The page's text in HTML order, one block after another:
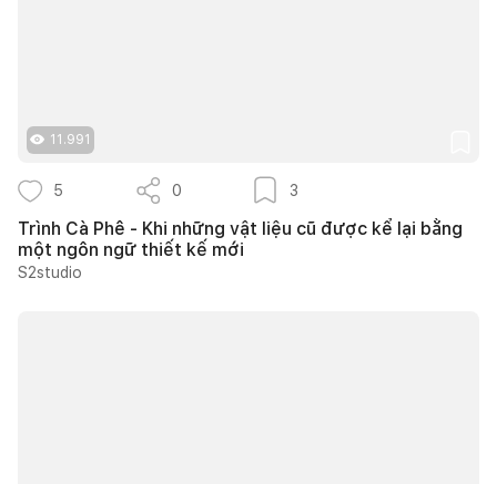
11.991
5 0 3
Trình Cà Phê - Khi những vật liệu cũ được kể lại bằng
một ngôn ngữ thiết kế mới
S2studio